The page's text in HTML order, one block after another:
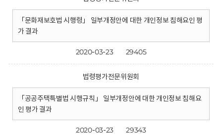
「문화재보호법 시행령」 일부개정안에 대한 개인정보 침해요인 평
가 결과
2020-03-23 29405
법령평가전문위원회
「공공주택특별법 시행규칙」 일부개정안에 대한 개인정보 침해요
인 평가 결과
2020-03-23 29343